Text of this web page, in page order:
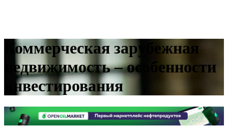
Коммерческая зарубежная
недвижимость – особенности
инвестирования